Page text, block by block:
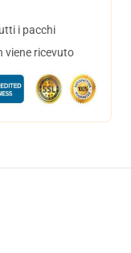
i pacchi
viene ricevuto